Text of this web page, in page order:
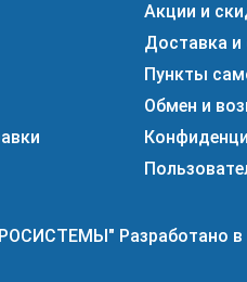
Акции и
Доставка и
Пункты
Обмен и
Разработано в